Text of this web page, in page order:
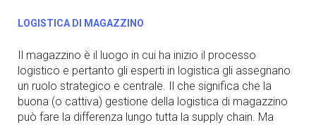
LOGISTICA DI MAGAZZINO
Il magazzino è il luogo in cui ha inizio il processo
logistico e pertanto gli esperti in logistica gli assegnano
un ruolo strategico e centrale. Il che significa che la
buona (o cattiva) gestione della logistica di magazzino
può fare la differenza lungo tutta la supply chain. Ma